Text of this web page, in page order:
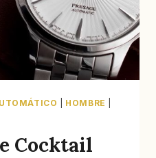
HOMBRE
Cocktail